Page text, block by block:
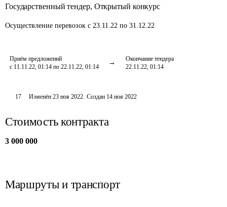
Государственный тендер, Открытый конкурс
Осуществление перевозок с 23.11.22 по 31.12.22
Приём предложений
с 11.11.22, 01:14 по 22.11.22, 01:14
Окончание тендера
22.11.22, 01:14
17 Изменён23 ноя 2022. Создан 14 ноя 2022
Стоимость контракта
3 000 000
Маршруты и транспорт